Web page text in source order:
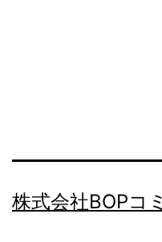
株式会社BOPコ